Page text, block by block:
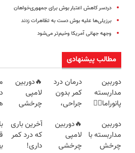
دردسر کاهش اعتبار بوش برای جمهوری‌خواهان
برزیلی‌ها علیه بوش دست به تظاهرات زدند
وجهه جهانی آمریکا وخیم‌تر می‌شود
مطالب پیشنهادی
دوربین
مداربسته
پانوراما👈🏻
چرخش
360°و
سازگار با
درمان درد
کمر بدون
جراحی،
پرسش‌نامه
رو پر کن ▶
🔥دوربین
لامپی
چرخشی
🔥دارای
دزدگیر
حرکتی
دوربین
مداربسته با
چرخش
🔥دوربین
لامپی
چرخشی
آخرین باری
که درد کمر
داری!